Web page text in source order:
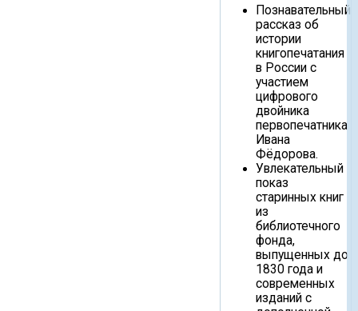
Познавательный
рассказ об
истории
книгопечатания
в России с
участием
цифрового
двойника
первопечатника
Ивана
Фёдорова.
Увлекательный
показ
старинных книг
из
библиотечного
фонда,
выпущенных до
1830 года и
современных
изданий с